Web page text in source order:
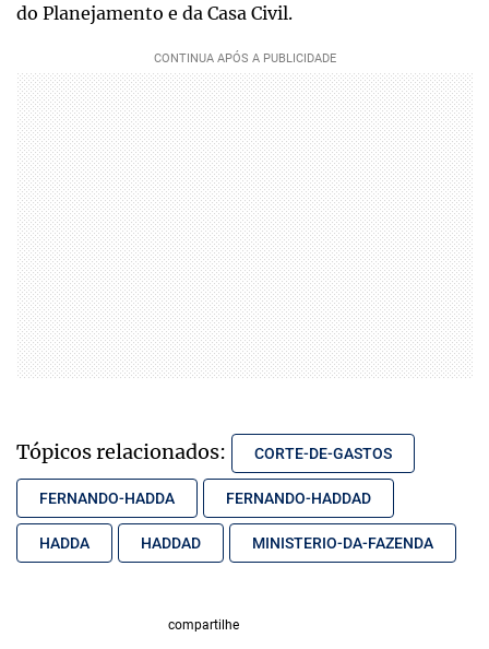
do Planejamento e da Casa Civil.
Tópicos relacionados: CORTE-DE-GASTOS
FERNANDO-HADDA FERNANDO-HADDAD
HADDA HADDAD MINISTERIO-DA-FAZENDA
compartilhe